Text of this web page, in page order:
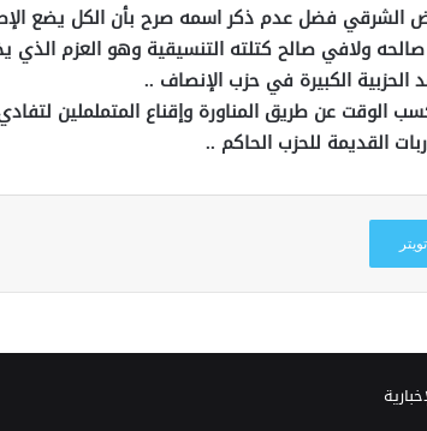
الشرقي فضل عدم ذكر اسمه صرح بأن الكل يضع
ولافي صالح كتلته التنسيقية وهو العزم
الكبيرة في حزب الإنصاف ..
الوقت عن طريق المناورة وإقناع المتململين لتفادي
القديمة للحزب الحاكم ..
تويتر